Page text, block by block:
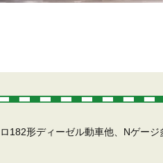
182形ディーゼル動車他、Nゲージ